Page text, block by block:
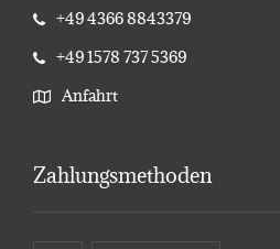
+49 4366 8843379
+49 1578 737 5369
Anfahrt
Zahlungsmethoden